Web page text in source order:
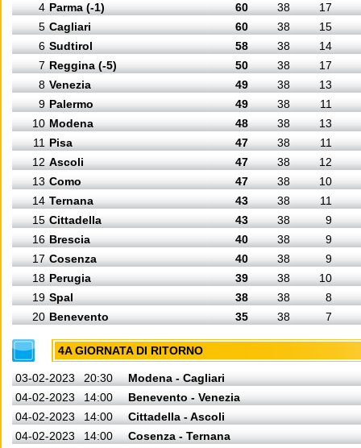
4 Parma (-1) 60 38
17
5 Cagliari 60 38
15
6 Sudtirol 58 38
14
7 Reggina (-5) 50 38
17
8 Venezia 49 38
13
9 Palermo 49 38
11
10 Modena 48 38
13
11 Pisa 47 38
11
12 Ascoli 47 38
12
13 Como 47 38
10
14 Ternana 43 38
11
15 Cittadella 43 38
9
16 Brescia 40 38
9
17 Cosenza 40 38
9
18 Perugia 39 38
10
19 Spal 38 38
8
20 Benevento 35 38 7
4A GIORNATA DI RITORNO
03-02-2023 20:30
Modena - Cagliari
04-02-2023
14:00
Benevento - Venezia
04-02-2023
14:00
Cittadella - Ascoli
04-02-2023
14:00
Cosenza - Ternana